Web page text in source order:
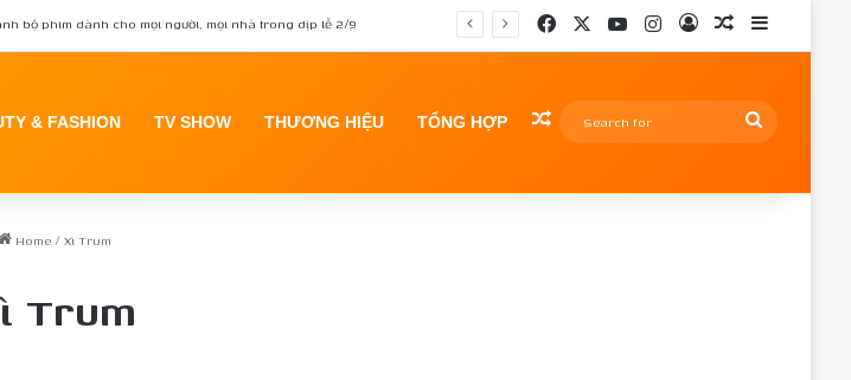
bộ phim dành cho mọi người, mọi nhà trong dịp lễ 2/9 FacebookYouTubeInstagram
Log InRandom Article
Sidebar
& FASHION TV SHOW THƯƠNG HIỆU TỔNG HỢP Random Article
Search
Home/ Xì Trum
Trum